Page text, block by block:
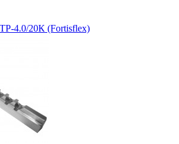
4.0/20К (Fortisflex)